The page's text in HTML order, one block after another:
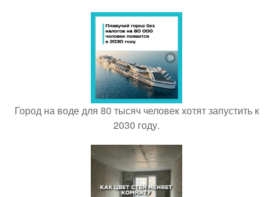
Город на воде для 80 тысяч человек хотят запустить к
2030 году.